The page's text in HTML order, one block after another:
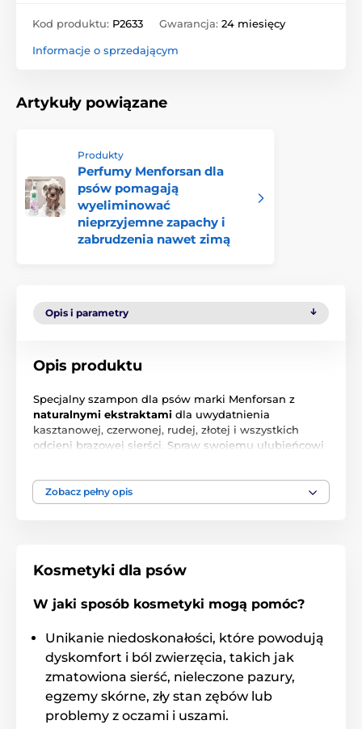
Kod produktu: P2633 Gwarancja: 24 miesięcy
Informacje o sprzedającym
Artykuły powiązane
Produkty
Perfumy Menforsan dla
psów pomagają
wyeliminować
nieprzyjemne zapachy i
zabrudzenia nawet zimą
Opis i parametry
Opis produktu
Specjalny szampon dla psów marki Menforsan z
naturalnymi ekstraktami dla uwydatnienia
kasztanowej, czerwonej, rudej, złotej i wszystkich
odcieni brązowej sierści. Spraw swojemu ulubieńcowi
Jamnika, pudli
Wmasuj do powstania piany, pozostaw na kilka
sekund, a następnie spłucz. Rozczesz suchą szczotką.
Kompozycja
Aqua, Sodium Chloride, Sodium Laureth
Sulfate, Collagen Amino Acids, Polyquaternium 7,
Cocamide DEA, Glycol Distearate,
Cocamidopropylbetaine, Chloromethylisothiazolinone,
Methylisothiazolinone, Citric Acid, CI 50420, Acid Red
Zobacz pełny opis
Kosmetyki dla psów
W jaki sposób kosmetyki mogą pomóc?
Unikanie niedoskonałości, które powodują
dyskomfort i ból zwierzęcia, takich jak
zmatowiona sierść, nieleczone pazury,
egzemy skórne, zły stan zębów lub
problemy z oczami i uszami.